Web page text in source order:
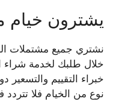
يشترون خيام
نشتري جميع مشتملات
خلال طلبك لخدمة
خبراء التقييم
نوع من الخيام فلا